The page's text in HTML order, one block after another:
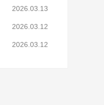
2026.03.13
2026.03.12
2026.03.12